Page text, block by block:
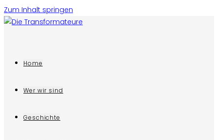
Zum Inhalt springen
Home
Wer wir sind
Geschichte